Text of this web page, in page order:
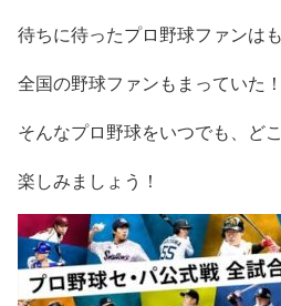
待ちに待ったプロ野球ファンは
全国の野球ファンもまっていた！
そんなプロ野球をいつでも、ど
楽しみましょう！